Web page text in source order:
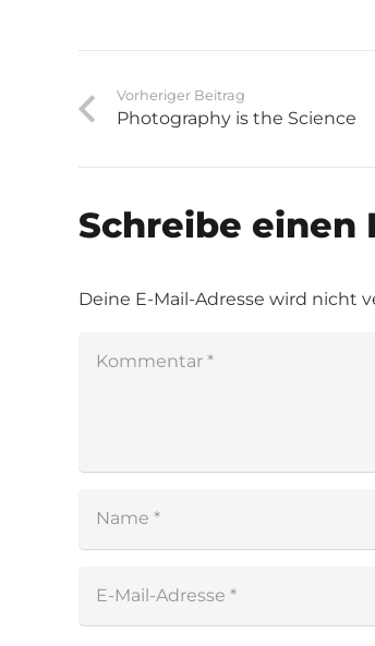
Vorheriger Beitrag
Photography is the Science
Schreibe einen
Deine E-Mail-Adresse wird nicht